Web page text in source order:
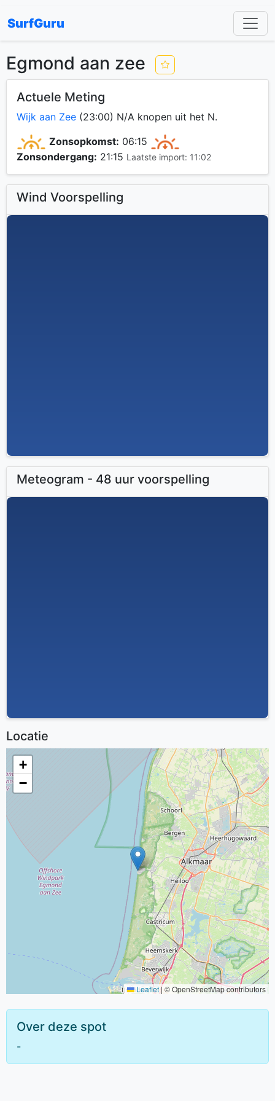
SurfGuru
Egmond aan zee
Actuele Meting
Wijk aan Zee (23:00) N/A knopen uit het N.
Zonsopkomst: 06:15
Zonsondergang: 21:15 Laatste import: 11:02
Wind Voorspelling
Meteogram - 48 uur voorspelling
Locatie
+
−
Leaflet |© OpenStreetMap contributors
Over deze spot
-